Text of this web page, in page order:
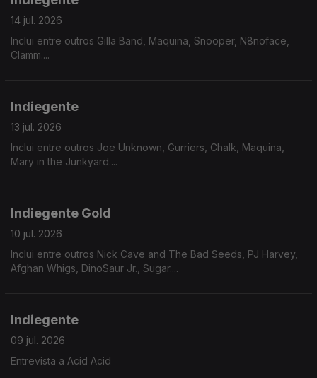
14 jul. 2026
Inclui entre outros Gilla Band, Maquina, Snooper, N8noface,
Clamm....
Indiegente
13 jul. 2026
Inclui entre outros Joe Unknown, Gurriers, Chalk, Maquina,
Mary in the Junkyard....
Indiegente Gold
10 jul. 2026
Inclui entre outros Nick Cave and The Bad Seeds, PJ Harvey,
Afghan Whigs, DinoSaur Jr., Sugar....
Indiegente
09 jul. 2026
Entrevista a Acid Acid